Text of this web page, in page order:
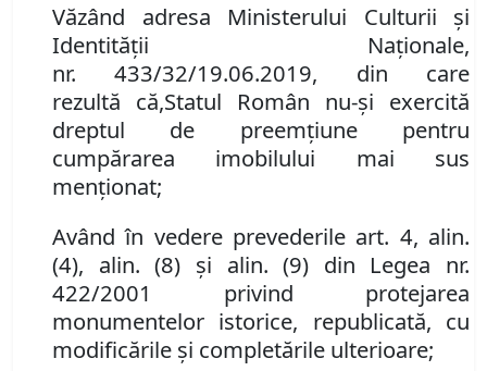
Văzând adresa Ministerului Culturii și
Identității Naționale,
nr. 433/32/19.06.2019, din care
rezultă că,Statul Român nu-şi exercită
dreptul de preemţiune pentru
cumpărarea imobilului mai sus
menţionat;
Având în vedere prevederile art. 4, alin.
(4), alin. (8) şi alin. (9) din Legea nr.
422/2001 privind protejarea
monumentelor istorice, republicată, cu
modificările şi completările ulterioare;